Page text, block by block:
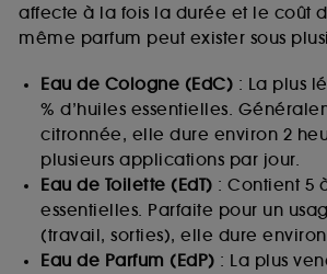
affecte à la fois la durée et le coût
même parfum peut exister sous
Eau de Cologne (EdC) : La plus
% d’huiles essentielles.
citronnée, elle dure environ 2
plusieurs applications par jour.
Eau de Toilette (EdT) : Contient 5
essentielles. Parfaite pour un
(travail, sorties), elle dure environ
Eau de Parfum (EdP) : La plus